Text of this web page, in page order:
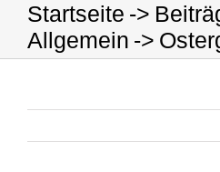
Startseite
Allgemein